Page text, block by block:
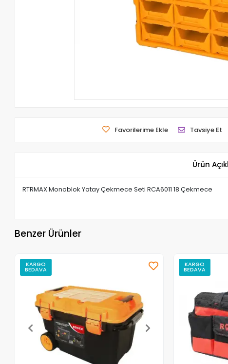
Favorilerime Ekle Tavsiye Et
Ürün
RTRMAX Monoblok Yatay Çekmece Seti RCA6011 18 Çekmece
Benzer Ürünler
KARGO
BEDAVA
KARGO
BEDAVA